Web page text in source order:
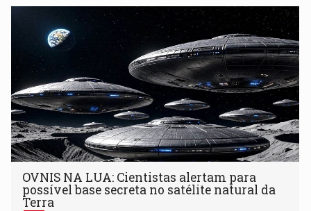
OVNIS NA LUA: Cientistas alertam para
possível base secreta no satélite natural da
Terra